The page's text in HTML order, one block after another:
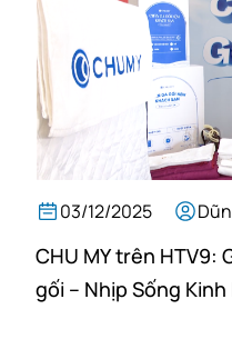
03/12/2025
CHU MY trên HTV9:
gối – Nhịp Sống